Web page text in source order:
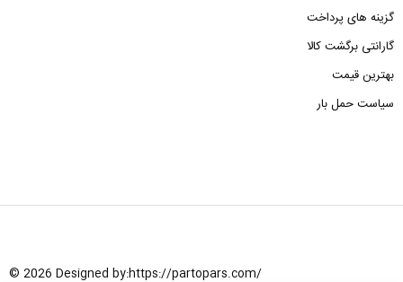
گزینه های پرداخت
گارانتی برگشت کالا
بهترین قیمت
سیاست حمل بار
© 2026 Designed by:https://partopars.com/